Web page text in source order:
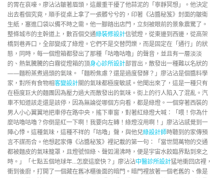
的胃在哀嚎。廖沾沾皺著眉頭，這嚴重干擾了他蒜泥的「寧靜冥想」。他決定
出去看個究竟，順手從桌上拿了一張髒兮兮的，印著《沾醬秘笈》封面的皺衛
生紙，塞進口袋以備不時之需。他一腳踏出店門，立刻被眼前的景象震驚了。
整條城市的主幹道上，數百個交通綠裝修設計信號燈，從東邊到西邊，從高架
橋到巷弄口，全部變成了綠燈。它們不是交替閃爍，而是固定在「通行」的狀
態，同時，每一個燈箱都發出了那種「咕嚕咕嚕」的聲音，並且有一層淡淡
的、熱氣騰騰的白霧從燈箱的頂身心診所設計部冒出，散發出一種難以名狀的
——麵粉蒸煮過頭的氣味。「麵粉焦慮？還是過度發酵？」廖沾沾是個醬料學
家，對所有食物相客變設計關的氣味都極度敏感。他聞出來了，這是一種只有
在極度巨大的麵團因為壓力過大而散發出的氣味。街上的行人陷入了混亂。汽
車不知道該走還是該停，因為無論從哪個方向看，都是綠燈。一個穿著西裝的
男人小心翼翼地把車停在路中央，搖下車窗，對著紅綠燈大喊：「喂！你為什
麼咕嚕咕嚕？你倒是紅一下啊！我要向左轉！綠燈沒用啊！」廖沾沾感覺到一
陣心悸。這種氣味，這種不祥的「咕嚕」聲，與他兒綠設計師時聽到的家傳預
言不謀而合。他想起家傳《沾醬秘笈》裡記載的第一句：「當世間萬物的交通
都被麵皮的氣味籠罩，且燈號恒綠、聲如湯沸時，便是宇宙水餃臨界點到來之
時。」「七點五個地球年…怎麼這麼快？」廖沾沾中醫診所設計猛地衝回店裡，
衝到後廚，打開了一個藏在舊冰櫃後面的暗門。暗門裡放著一個老舊的、像是